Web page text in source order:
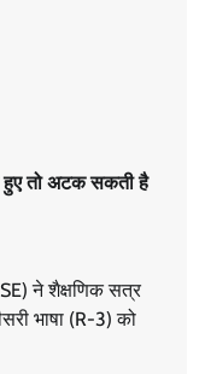
तो अटक सकती है
ने शैक्षणिक सत्र
भाषा (R-3) को